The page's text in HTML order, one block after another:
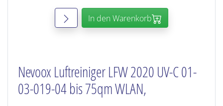
In den Warenkorb
Nevoox Luftreiniger LFW 2020 UV-C 01-
03-019-04 bis 75qm WLAN,